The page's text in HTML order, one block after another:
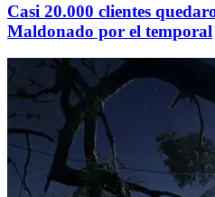
Casi 20.000 clientes
Maldonado por el temporal